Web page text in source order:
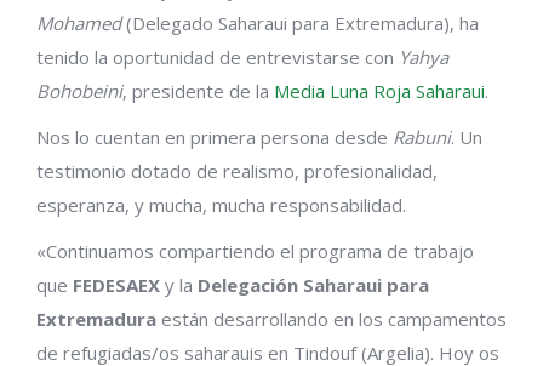
Mohamed(Delegado Saharaui para Extremadura), ha
tenido la oportunidad de entrevistarse con Yahya
Bohobeini, presidente de la Media Luna Roja Saharaui.
Nos lo cuentan en primera persona desde Rabuni. Un
testimonio dotado de realismo, profesionalidad,
esperanza, y mucha, mucha responsabilidad.
«Continuamos compartiendo el programa de trabajo
que FEDESAEX y la Delegación Saharaui para
Extremadura están desarrollando en los campamentos
de refugiadas/os saharauis en Tindouf (Argelia). Hoy os